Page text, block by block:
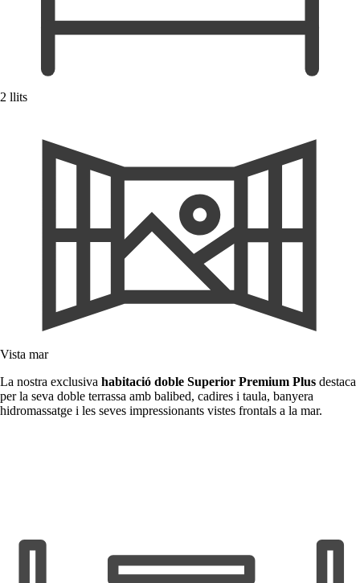
2 llits
Vista mar
La nostra exclusiva habitació doble Superior Premium Plus destaca
per la seva doble terrassa amb balibed, cadires i taula, banyera
hidromassatge i les seves impressionants vistes frontals a la mar.